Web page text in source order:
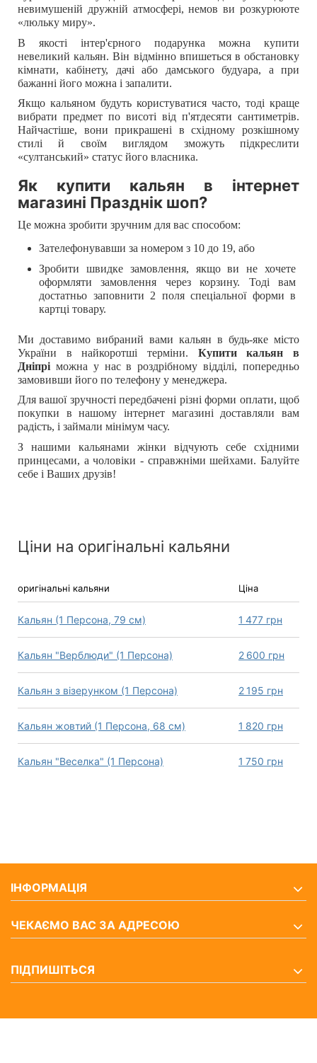
невимушеній дружній атмосфері, немов ви розкурююте
«люльку миру».
В якості інтер'єрного подарунка можна купити
невеликий кальян. Він відмінно впишеться в обстановку
кімнати, кабінету, дачі або дамського будуара, а при
бажанні його можна і запалити.
Якщо кальяном будуть користуватися часто, тоді краще
вибрати предмет по висоті від п'ятдесяти сантиметрів.
Найчастіше, вони прикрашені в східному розкішному
стилі й своїм виглядом зможуть підкреслити
«султанський» статус його власника.
Як купити кальян в інтернет
магазині Празднік шоп?
Це можна зробити зручним для вас способом:
Зателефонувавши за номером з 10 до 19, або
Зробити швидке замовлення, якщо ви не хочете
оформляти замовлення через корзину. Тоді вам
достатньо заповнити 2 поля спеціальної форми в
картці товару.
Ми доставимо вибраний вами кальян в будь-яке місто
України в найкоротші терміни. Купити кальян в
Дніпрі можна у нас в роздрібному відділі, попередньо
замовивши його по телефону у менеджера.
Для вашої зручності передбачені різні форми оплати, щоб
покупки в нашому інтернет магазині доставляли вам
радість, і займали мінімум часу.
З нашими кальянами жінки відчують себе східними
принцесами, а чоловіки - справжніми шейхами. Балуйте
себе і Ваших друзів!
Ціни на оригінальні кальяни
оригінальні кальяни Ціна
Кальян (1 Персона, 79 см) 1 477 грн
Кальян "Верблюди" (1 Персона) 2 600 грн
Кальян з візерунком (1 Персона) 2 195 грн
Кальян жовтий (1 Персона, 68 см) 1 820 грн
Кальян "Веселка" (1 Персона) 1 750 грн
ІНФОРМАЦІЯ
ЧЕКАЄМО ВАС ЗА АДРЕСОЮ
ПІДПИШІТЬСЯ